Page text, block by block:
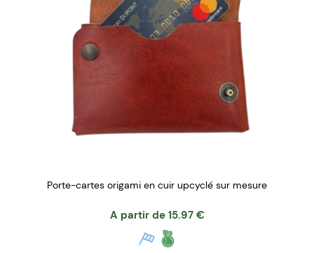
Porte-cartes origami en cuir upcyclé sur mesure
A partir de 15.97 €